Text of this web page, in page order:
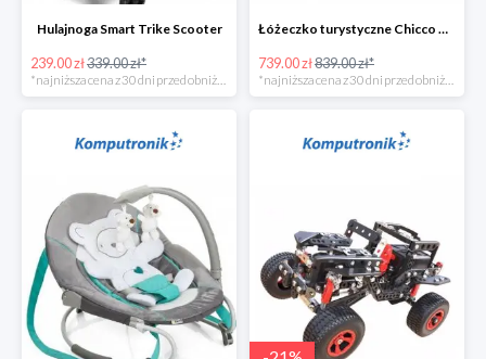
Hulajnoga Smart Trike Scooter
239.00 zł339.00 zł*
Łóżeczko turystyczne Chicco Next2Me Dream Luna
739.00 zł839.00 zł*